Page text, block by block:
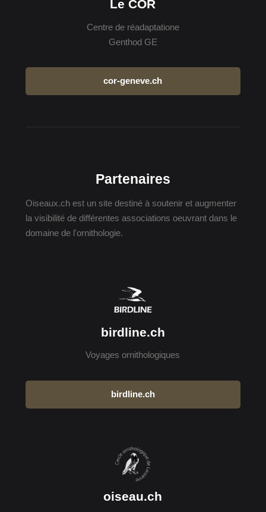
Le COR
Centre de réadaptatione
Genthod GE
cor-geneve.ch
Partenaires
Oiseaux.ch est un site destiné à soutenir et augmenter
la visibilité de différentes associations oeuvrant dans le
domaine de l'ornithologie.
birdline.ch
Voyages ornithologiques
birdline.ch
oiseau.ch